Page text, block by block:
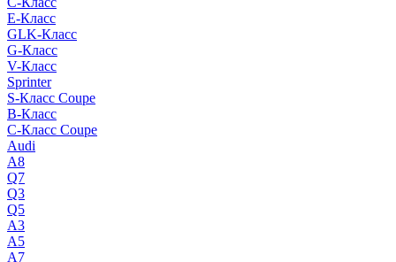
E-Класс
GLK-Класс
G-Класс
V-Класс
Sprinter
S-Класс Сoupe
B-Класс
C-Класс Coupe
Audi
A8
Q7
Q3
Q5
A3
A5
A7